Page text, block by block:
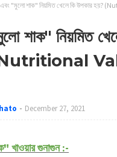
"মুলো শাক" নিয়মিত খেলে কি উপকার হয়?
শাক" নিয়মিত
(Nutritional
December 27, 2021
খাওয়ার গুনাগুন :-